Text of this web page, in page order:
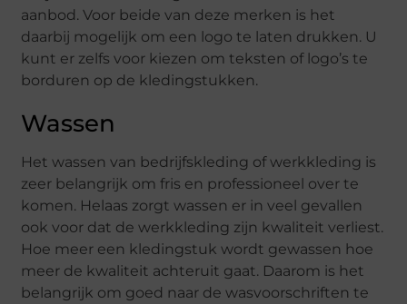
aanbod. Voor beide van deze merken is het
daarbij mogelijk om een logo te laten drukken. U
kunt er zelfs voor kiezen om teksten of logo’s te
borduren op de kledingstukken.
Wassen
Het wassen van bedrijfskleding of werkkleding is
zeer belangrijk om fris en professioneel over te
komen. Helaas zorgt wassen er in veel gevallen
ook voor dat de werkkleding zijn kwaliteit verliest.
Hoe meer een kledingstuk wordt gewassen hoe
meer de kwaliteit achteruit gaat. Daarom is het
belangrijk om goed naar de wasvoorschriften te